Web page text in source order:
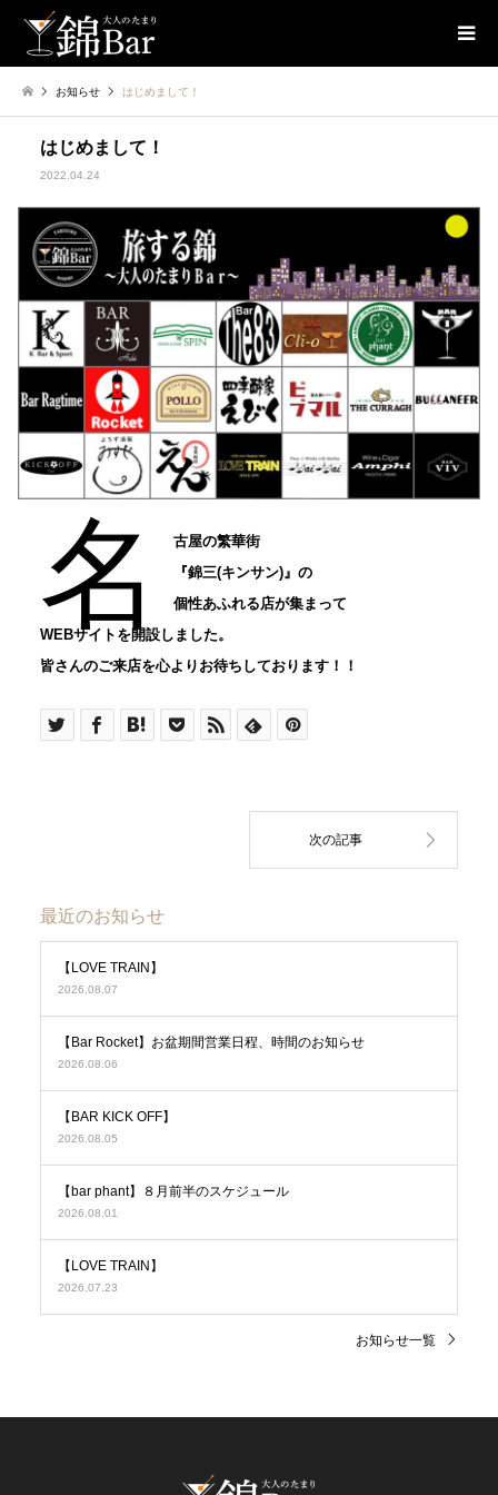
お知らせ はじめまして！
はじめまして！
2022.04.24
名
古屋の繁華街
『錦三(キンサン)』の
個性あふれる店が集まって
WEBサイトを開設しました。
皆さんのご来店を心よりお待ちしております！！
最近のお知らせ
【LOVE TRAIN】
2026.08.07
【Bar Rocket】お盆期間営業日程、時間のお知らせ
2026.08.06
【BAR KICK OFF】
2026.08.05
【bar phant】８月前半のスケジュール
2026.08.01
【LOVE TRAIN】
2026.07.23
お知らせ一覧